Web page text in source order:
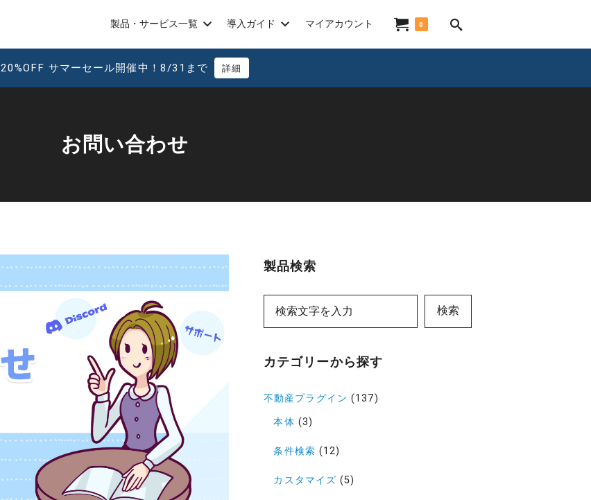
製品・サービス一覧 導入ガイド マイアカウント 0
20%OFF サマーセール開催中！8/31まで 詳細
お問い合わせ
製品検索
検索
カテゴリーから探す
不動産プラグイン (137)
本体 (3)
条件検索 (12)
カスタマイズ (5)